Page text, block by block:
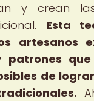
y crean
Esta
artesanos
patrones
de